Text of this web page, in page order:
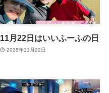
11月22日はいいふーふの日
2025年11月22日